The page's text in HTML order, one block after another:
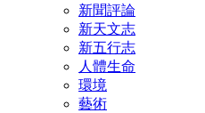
新聞評論
新天文志
新五行志
人體生命
環境
藝術